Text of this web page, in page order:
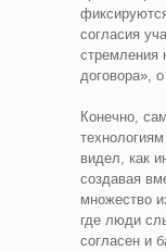
согласия
стремления
договора»,
Конечно,
видел, как
создавая
множество
где люди
согласен и